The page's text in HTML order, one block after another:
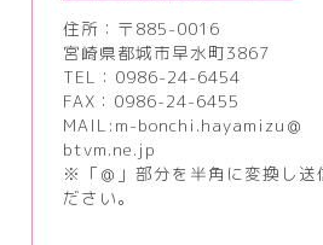
住所：〒885-0016
宮崎県都城市早水町3867
TEL： 0986-24-6454
FAX：0986-24-6455
MAIL:m-bonchi.hayamizu＠
btvm.ne.jp
※「＠」部分を半角に変換し送
ださい。